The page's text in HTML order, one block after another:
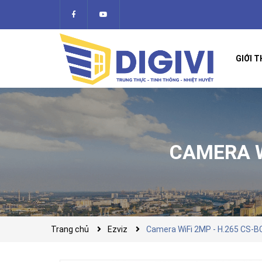
GIỚI
CAMERA
Trang chủ Ezviz Camera WiFi 2MP - H.265 CS-